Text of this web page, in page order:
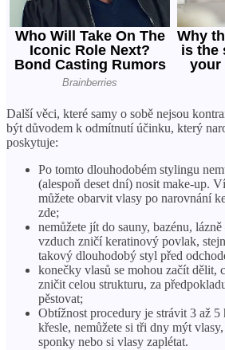
Další věci, které samy o sobě nejsou
být důvodem k odmítnutí účinku, který
poskytuje:
Po tomto dlouhodobém stylingu
(alespoň deset dní) nosit make-up.
můžete obarvit vlasy po narovnání
zde;
nemůžete jít do sauny, bazénu,
vzduch zničí keratinový povlak,
takový dlouhodobý styl před
konečky vlasů se mohou začít dělit,
zničit celou strukturu, za
pěstovat;
Obtížnost procedury je strávit 3 až
křesle, nemůžete si tři dny mýt
sponky nebo si vlasy zaplétat.